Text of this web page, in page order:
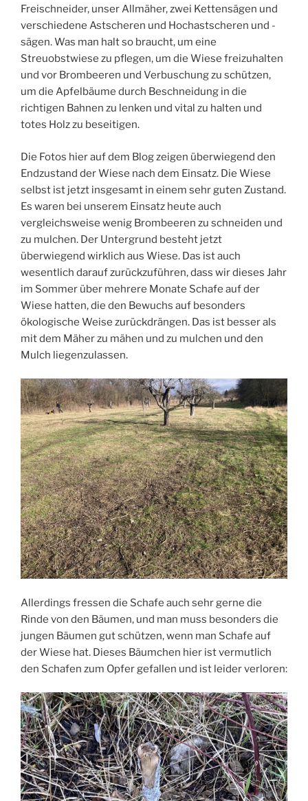
Freischneider, unser Allmäher, zwei Kettensägen und
verschiedene Astscheren und Hochastscheren und -
sägen. Was man halt so braucht, um eine
Streuobstwiese zu pflegen, um die Wiese freizuhalten
und vor Brombeeren und Verbuschung zu schützen,
um die Apfelbäume durch Beschneidung in die
richtigen Bahnen zu lenken und vital zu halten und
totes Holz zu beseitigen.
Die Fotos hier auf dem Blog zeigen überwiegend den
Endzustand der Wiese nach dem Einsatz. Die Wiese
selbst ist jetzt insgesamt in einem sehr guten Zustand.
Es waren bei unserem Einsatz heute auch
vergleichsweise wenig Brombeeren zu schneiden und
zu mulchen. Der Untergrund besteht jetzt
überwiegend wirklich aus Wiese. Das ist auch
wesentlich darauf zurückzuführen, dass wir dieses Jahr
im Sommer über mehrere Monate Schafe auf der
Wiese hatten, die den Bewuchs auf besonders
ökologische Weise zurückdrängen. Das ist besser als
mit dem Mäher zu mähen und zu mulchen und den
Mulch liegenzulassen.
Allerdings fressen die Schafe auch sehr gerne die
Rinde von den Bäumen, und man muss besonders die
jungen Bäumen gut schützen, wenn man Schafe auf
der Wiese hat. Dieses Bäumchen hier ist vermutlich
den Schafen zum Opfer gefallen und ist leider verloren: